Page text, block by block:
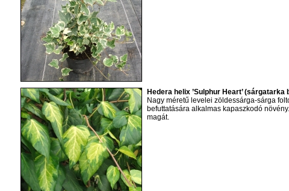
Hedera helix ’Sulphur Heart’ (sárgatarka
Nagy méretű levelei zöldessárga-sárga
befuttatására alkalmas kapaszkodó
magát.